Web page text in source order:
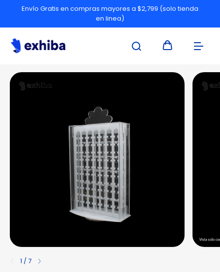
Envío Gratis en compras mayores a $2,799 (solo tienda
en linea)
1 / 7